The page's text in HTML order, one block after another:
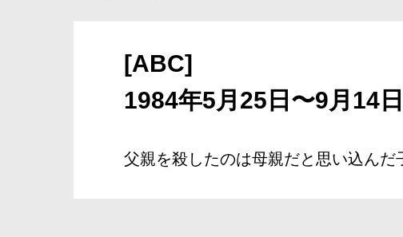
[ABC]
1984年5月25日〜9月14
父親を殺したのは母親だと思い込ん